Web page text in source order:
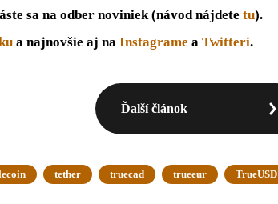
sa na odber noviniek (návod nájdete tu).
a najnovšie aj na Instagrame a Twitteri.
Ďalší článok
tether truecad trueeur TrueUSD